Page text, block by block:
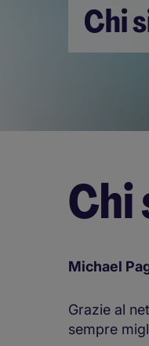
Chi
Chi
Michael
Grazie al
sempre